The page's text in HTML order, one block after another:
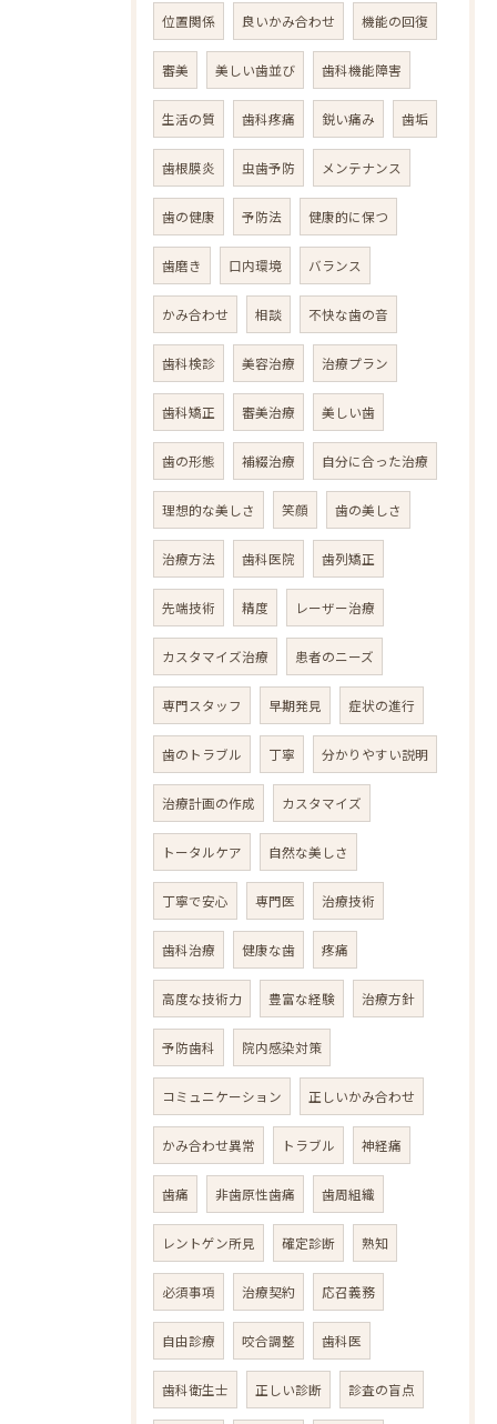
位置関係 良いかみ合わせ 機能の回復
審美 美しい歯並び 歯科機能障害
生活の質 歯科疼痛 鋭い痛み 歯垢
歯根膜炎 虫歯予防 メンテナンス
歯の健康 予防法 健康的に保つ
歯磨き 口内環境 バランス
かみ合わせ 相談 不快な歯の音
歯科検診 美容治療 治療プラン
歯科矯正 審美治療 美しい歯
歯の形態 補綴治療 自分に合った治療
理想的な美しさ 笑顔 歯の美しさ
治療方法 歯科医院 歯列矯正
先端技術 精度 レーザー治療
カスタマイズ治療 患者のニーズ
専門スタッフ 早期発見 症状の進行
歯のトラブル 丁寧 分かりやすい説明
治療計画の作成 カスタマイズ
トータルケア 自然な美しさ
丁寧で安心 専門医 治療技術
歯科治療 健康な歯 疼痛
高度な技術力 豊富な経験 治療方針
予防歯科 院内感染対策
コミュニケーション 正しいかみ合わせ
かみ合わせ異常 トラブル 神経痛
歯痛 非歯原性歯痛 歯周組織
レントゲン所見 確定診断 熟知
必須事項 治療契約 応召義務
自由診療 咬合調整 歯科医
歯科衛生士 正しい診断 診査の盲点